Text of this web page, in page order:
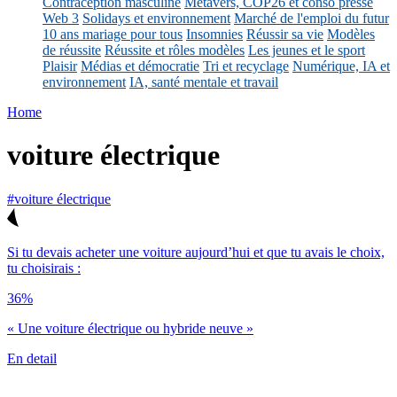
Web 3 Solidays et environnement Marché de l'emploi du futur
10 ans mariage pour tous Insomnies Réussir sa vie Modèles
de réussite Réussite et rôles modèles Les jeunes et le sport
Plaisir Médias et démocratie Tri et recyclage Numérique, IA et
environnement IA, santé mentale et travail
Home
voiture électrique
#voiture électrique
Si tu devais acheter une voiture aujourd’hui et que tu avais le choix,
tu choisirais :
36%
« Une voiture électrique ou hybride neuve »
En detail